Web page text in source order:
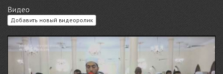
Видео
Добавить новый видеоролик